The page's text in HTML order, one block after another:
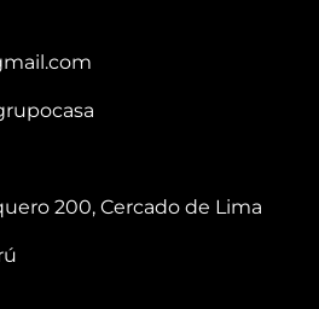
200, Cercado de Lima